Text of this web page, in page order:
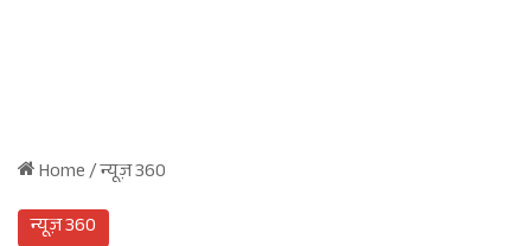
Home/न्यूज़ 360
न्यूज़ 360